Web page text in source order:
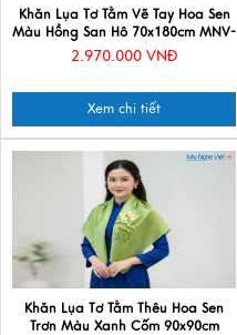
Khăn Lụa Tơ Tằm Vẽ Tay Hoa Sen
Màu Hồng San Hô 70x180cm MNV-
PT70180/16
2.970.000 VNĐ
Xem chi tiết
Khăn Lụa Tơ Tằm Thêu Hoa Sen
Trơn Màu Xanh Cốm 90x90cm